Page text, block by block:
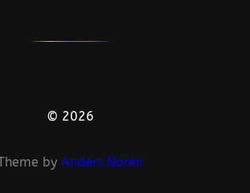
© 2026
by Anders Norén